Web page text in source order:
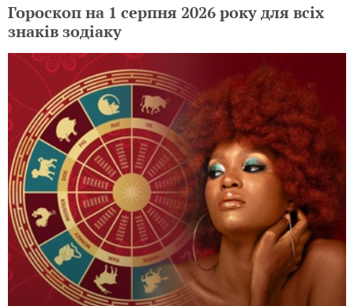
Гороскоп на 1 серпня 2026 року для всіх
знаків зодіаку